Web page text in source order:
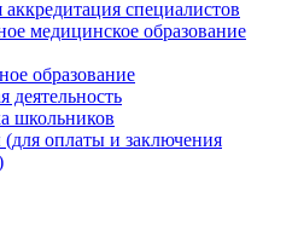
специалистов
медицинское образование
образование
деятельность
школьников
оплаты и заключения